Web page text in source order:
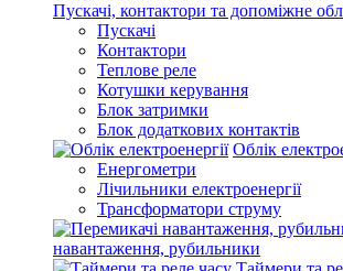
Пускачі, контактори та допоміжне
Пускачі
Контактори
Теплове реле
Котушки керування
Блок затримки
Блок додаткових контактів
Облік
Енергометри
Лічильники електроенергії
Трансформатори струму
навантаження, рубильники